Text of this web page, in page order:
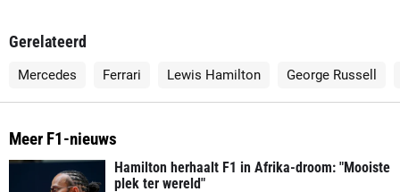
Gerelateerd
Mercedes Ferrari Lewis Hamilton George Russell
Meer F1-nieuws
Hamilton herhaalt F1 in Afrika-droom: "Mooiste
plek ter wereld"